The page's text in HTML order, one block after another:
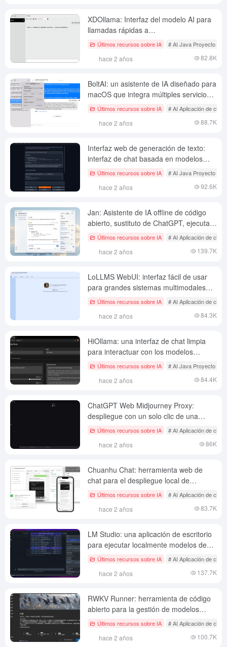
XDOllama: Interfaz del modelo AI para
llamadas rápidas a
Ollama\Dify\Xinference en MacOS.
Últimos recursos sobre IA # AI Java Proyecto de
hace 2 años 82.8K
BoltAI: un asistente de IA diseñado para
macOS que integra múltiples servicios
de IA para desarrolladores y creadores
Últimos recursos sobre IA # AI Aplicación de chat
hace 2 años 88.7K
Interfaz web de generación de texto:
interfaz de chat basada en modelos
lingüísticos de gran tamaño de Gradio y
backend.
Últimos recursos sobre IA # AI Java Proyecto de
hace 2 años 92.6K
Jan: Asistente de IA offline de código
abierto, sustituto de ChatGPT, ejecuta
modelos de IA locales o conéctate a la
Últimos recursos sobre IA # AI Aplicación de chat
hace 2 años 139.7K
LoLLMS WebUI: interfaz fácil de usar
para grandes sistemas multimodales
lingüísticos (despliegue de múltiples
Últimos recursos sobre IA # AI Aplicación de chat
hace 2 años 84.3K
HiOllama: una interfaz de chat limpia
para interactuar con los modelos
nativos de Ollama
Últimos recursos sobre IA # AI Java Proyecto de
hace 2 años 84.4K
ChatGPT Web Midjourney Proxy:
despliegue con un solo clic de una
plataforma de integración de
herramientas de IA que se basa en
múltiples aplicaciones de IA de código
capacidades de IA.
Últimos recursos sobre IA # AI Aplicación de chat
hace 2 años 86K
Chuanhu Chat: herramienta web de
chat para el despliegue local de
complementos multifuncionales
Últimos recursos sobre IA # AI Aplicación de chat
hace 2 años 83.7K
LM Studio: una aplicación de escritorio
para ejecutar localmente modelos de
lenguaje natural a gran escala
Últimos recursos sobre IA # AI Aplicación de chat
hace 2 años 137.7K
RWKV Runner: herramienta de código
abierto para la gestión de modelos
lingüísticos a gran escala RWKV
Últimos recursos sobre IA # AI Aplicación de chat
hace 2 años 100.7K